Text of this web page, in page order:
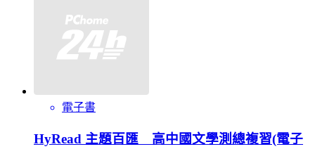
電子書
HyRead 主題百匯 高中國文學測總複習(電子